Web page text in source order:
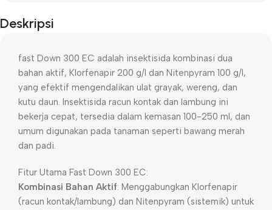
Deskripsi
fast Down 300 EC adalah insektisida kombinasi dua
bahan aktif, Klorfenapir 200 g/l dan Nitenpyram 100 g/l,
yang efektif mengendalikan ulat grayak, wereng, dan
kutu daun. Insektisida racun kontak dan lambung ini
bekerja cepat, tersedia dalam kemasan 100-250 ml, dan
umum digunakan pada tanaman seperti bawang merah
dan padi.
Fitur Utama Fast Down 300 EC:
Kombinasi Bahan Aktif: Menggabungkan Klorfenapir
(racun kontak/lambung) dan Nitenpyram (sistemik) untuk